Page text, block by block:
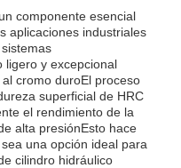
componente esencial
aplicaciones industriales
ligero y excepcional
cromo duroEl proceso
superficial de HRC
el rendimiento de la
alta presiónEsto hace
una opción ideal para
cilindro hidráulico